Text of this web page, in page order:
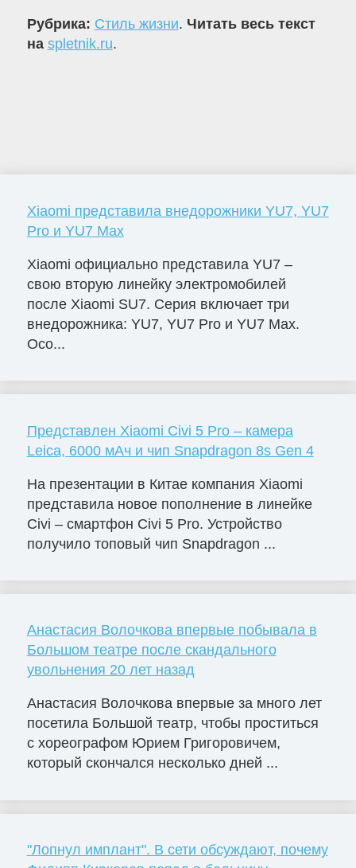
Рубрика: Стиль жизни. Читать весь текст
на spletnik.ru.
Xiaomi представила внедорожники YU7, YU7
Pro и YU7 Max
Xiaomi официально представила YU7 –
свою вторую линейку электромобилей
после Xiaomi SU7. Серия включает три
внедорожника: YU7, YU7 Pro и YU7 Max.
Осо...
Представлен Xiaomi Civi 5 Pro – камера
Leica, 6000 мАч и чип Snapdragon 8s Gen 4
На презентации в Китае компания Xiaomi
представила новое пополнение в линейке
Civi – смартфон Civi 5 Pro. Устройство
получило топовый чип Snapdragon ...
Анастасия Волочкова впервые побывала в
Большом театре после скандального
увольнения 20 лет назад
Анастасия Волочкова впервые за много лет
посетила Большой театр, чтобы проститься
с хореографом Юрием Григоровичем,
который скончался несколько дней ...
"Лопнул имплант". В сети обсуждают, почему